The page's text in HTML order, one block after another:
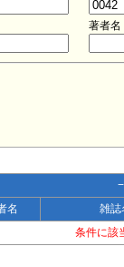
著者名
名
雑誌
条件に該